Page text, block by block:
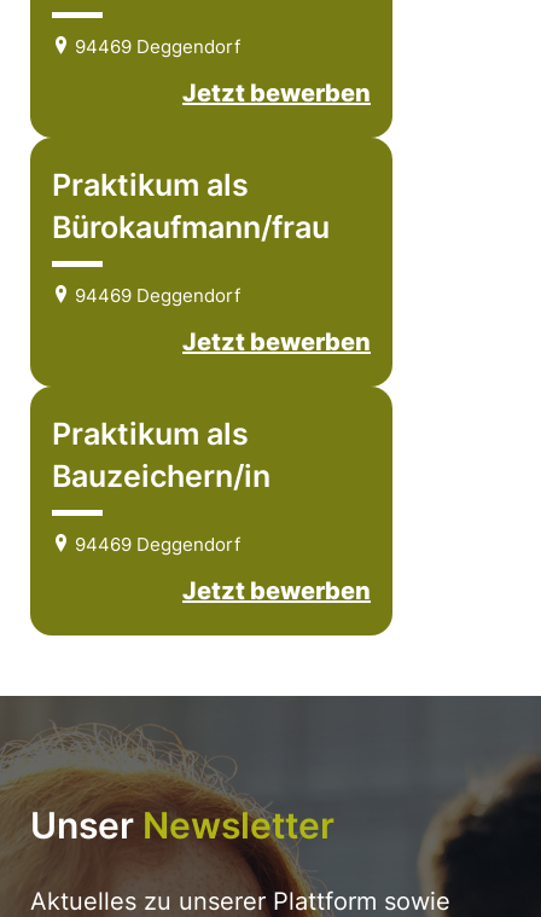
94469 Deggendorf
Jetzt bewerben
Praktikum als
Bürokaufmann/frau
94469 Deggendorf
Jetzt bewerben
Praktikum als
Bauzeichern/in
94469 Deggendorf
Jetzt bewerben
Unser Newsletter
Aktuelles zu unserer Plattform sowie